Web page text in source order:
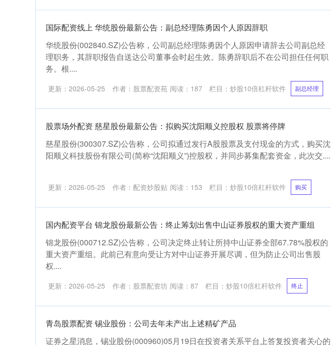
国际配资线上 华统股份最新公告：副总经理陈勇因个人原因辞职
华统股份(002840.SZ)公告称，公司副总经理陈勇因个人原因申请辞去公司副总经
理职务，其辞职报告自送达公司董事会时起生效。陈勇辞职后不在公司担任任何职
务。根....
更新：2026-05-25 作者：股票配资苑 阅读： 187 栏目： 炒股10倍杠杆软件 副总经理
股票场外配资 慈星股份最新公告：拟购买沈阳顺义控股权 股票将停牌
慈星股份(300307.SZ)公告称，公司拟通过发行A股股票及支付现金的方式，购买沈
阳顺义科技股份有限公司(简称“沈阳顺义”)控股权，并同步募集配套资金，此次交....
更新：2026-05-25 作者：配资炒股贴 阅读： 153 栏目： 炒股10倍杠杆软件 购买
国内配资平台 锦龙股份最新公告：终止筹划出售中山证券股权的重大资产重组
锦龙股份(000712.SZ)公告称，公司决定终止转让所持中山证券全部67.78%股权的
重大资产重组。此前已有意向受让方对中山证券开展尽调，但为防止公司出售股
权....
更新：2026-05-25 作者：股票配资坊 阅读： 87 栏目： 炒股10倍杠杆软件 终止
青岛股票配资 锡业股份：公司去年未产出上述精矿产品
证券之星消息，锡业股份(000960)05月19日在投资者关系平台上答复投资者关心的